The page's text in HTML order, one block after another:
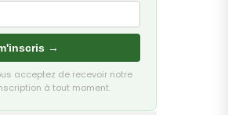
→
acceptez de recevoir notre
à tout moment.